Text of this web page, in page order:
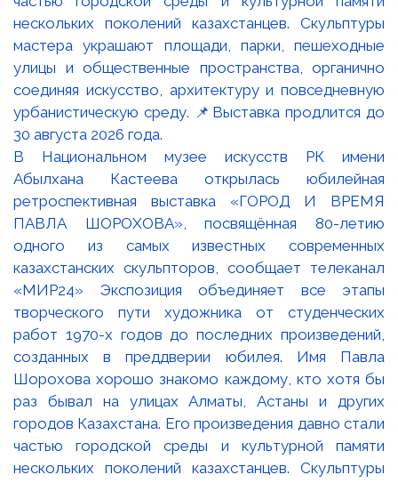
В Национальном музее искусств РК имени
Абылхана Кастеева открылась юбилейная
ретроспективная выставка «ГОРОД И ВРЕМЯ
ПАВЛА ШОРОХОВА», посвящённая 80-летию
одного из самых известных современных
казахстанских скульпторов, сообщает телеканал
«МИР24» Экспозиция объединяет все этапы
творческого пути художника от студенческих
работ 1970-х годов до последних произведений,
созданных в преддверии юбилея. Имя Павла
Шорохова хорошо знакомо каждому, кто хотя бы
раз бывал на улицах Алматы, Астаны и других
городов Казахстана. Его произведения давно стали
частью городской среды и культурной памяти
нескольких поколений казахстанцев. Скульптуры